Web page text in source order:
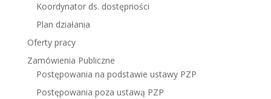
Koordynator ds. dostępności
Plan działania
Oferty pracy
Zamówienia Publiczne
Postępowania na podstawie ustawy PZP
Postępowania poza ustawą PZP